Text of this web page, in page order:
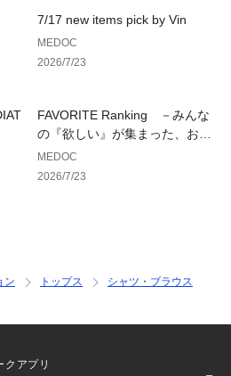
7/17 new items pick by Vin
MEDOC
2026/7/23
FAVORITE Ranking －みんな
の『欲しい』が集まった、お気
に入り登録数ランキング－
MEDOC
2026/7/23
ン トップス
シャツ・ブラウス
クアプリ